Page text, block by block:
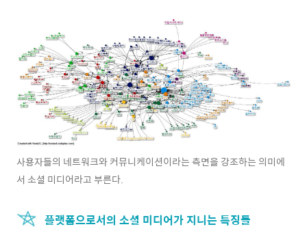
사용자들의 네트워크와 커뮤니케이션이라는 측면을 강조하는 의미에
서 소셜 미디어라고 부른다.
플랫폼으로서의 소셜 미디어가 지니는 특징들